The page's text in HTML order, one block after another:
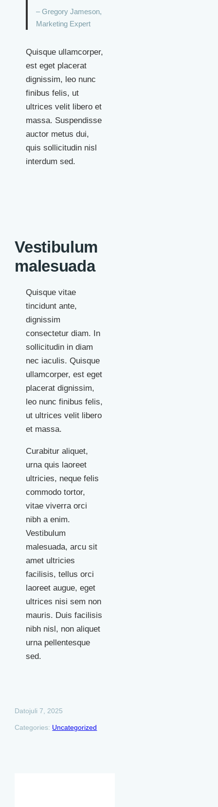
– Gregory Jameson,
Marketing Expert
Quisque ullamcorper,
est eget placerat
dignissim, leo nunc
finibus felis, ut
ultrices velit libero et
massa. Suspendisse
auctor metus dui,
quis sollicitudin nisl
interdum sed.
Vestibulum
malesuada
Quisque vitae
tincidunt ante,
dignissim
consectetur diam. In
sollicitudin in diam
nec iaculis. Quisque
ullamcorper, est eget
placerat dignissim,
leo nunc finibus felis,
ut ultrices velit libero
et massa.
Curabitur aliquet,
urna quis laoreet
ultricies, neque felis
commodo tortor,
vitae viverra orci
nibh a enim.
Vestibulum
malesuada, arcu sit
amet ultricies
facilisis, tellus orci
laoreet augue, eget
ultrices nisi sem non
mauris. Duis facilisis
nibh nisl, non aliquet
urna pellentesque
sed.
Datojuli 7, 2025
Categories: Uncategorized